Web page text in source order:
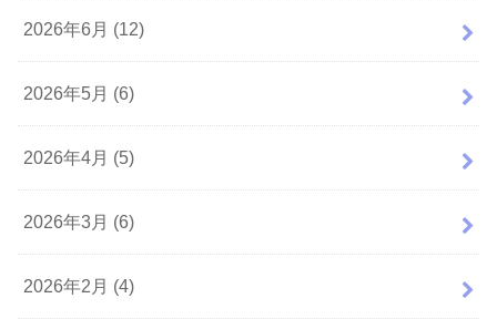
2026年6月 (12)
2026年5月 (6)
2026年4月 (5)
2026年3月 (6)
2026年2月 (4)